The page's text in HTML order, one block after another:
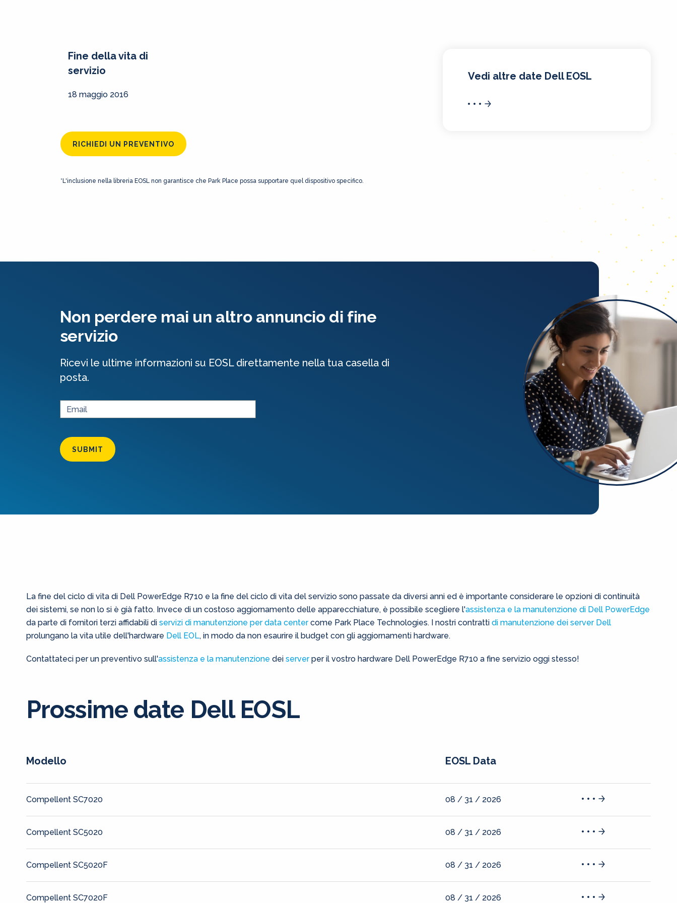
Fine della vita di
servizio
18 maggio 2016
RICHIEDI UN PREVENTIVO
*L'inclusione nella libreria EOSL non garantisce che Park Place possa supportare quel dispositivo specifico.
Vedi altre date Dell EOSL
Non perdere mai un altro annuncio di fine
servizio
Ricevi le ultime informazioni su EOSL direttamente nella tua casella di
posta.
SUBMIT
La fine del ciclo di vita di Dell PowerEdge R710 e la fine del ciclo di vita del servizio sono passate da diversi anni ed è importante considerare le opzioni di continuità
dei sistemi, se non lo si è già fatto. Invece di un costoso aggiornamento delle apparecchiature, è possibile scegliere l'assistenza e la manutenzione di Dell PowerEdge
da parte di fornitori terzi affidabili di servizi di manutenzione per data centercome Park Place Technologies. I nostri contratti di manutenzione dei server Dell
prolungano la vita utile dell'hardware Dell EOL, in modo da non esaurire il budget con gli aggiornamenti hardware.
Contattateci per un preventivo sull'assistenza e la manutenzione dei serverper il vostro hardware Dell PowerEdge R710 a fine servizio oggi stesso!
Prossime date Dell EOSL
Modello EOSL Data
Compellent SC7020 08 / 31 / 2026
Compellent SC5020 08 / 31 / 2026
Compellent SC5020F 08 / 31 / 2026
Compellent SC7020F 08 / 31 / 2026